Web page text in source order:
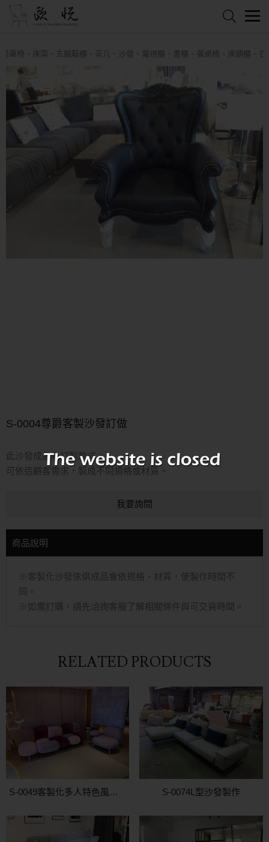
、床架、玄關鞋櫃、茶几、沙發、電視櫃、書櫃、餐桌椅、床頭櫃、衣
S-0004尊爵客製沙發訂做
此沙發成品為訂製款式，
可依造顧客需求，製成不同規格或材質。
我要詢問
商品說明
※客製化沙發傢俱成品會依規格、材質，使製作時間不
同。
※如需訂購，請先洽詢客服了解相關條件與可交貨時間。
RELATED PRODUCTS
S-0049客製化多人特色風格沙發 S-0074L型沙發製作